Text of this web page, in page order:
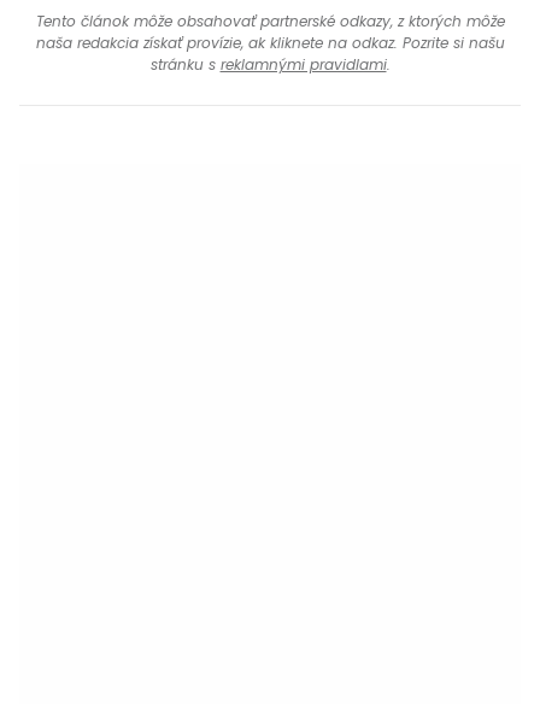
Tento článok môže obsahovať partnerské odkazy, z ktorých môže
naša redakcia získať provízie, ak kliknete na odkaz. Pozrite si našu
stránku s reklamnými pravidlami.